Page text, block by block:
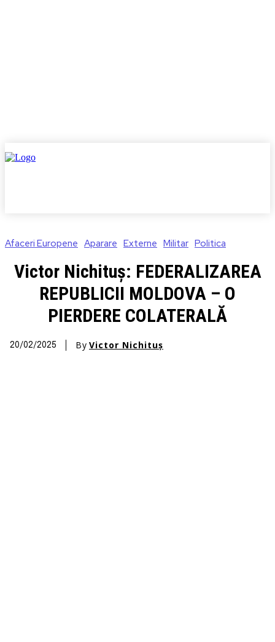
Afaceri Europene Aparare Externe Militar Politica
Victor Nichituș: FEDERALIZAREA
REPUBLICII MOLDOVA – O
PIERDERE COLATERALĂ
20/02/2025 By Victor Nichituș